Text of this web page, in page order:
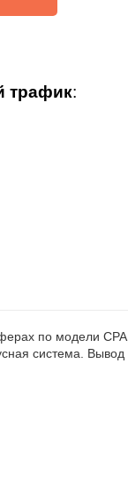
трафик:
по модели CPA,
система. Вывод